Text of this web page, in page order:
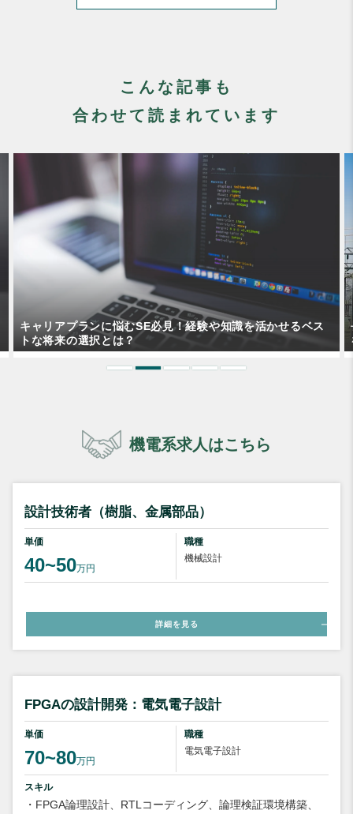
こんな記事も
合わせて読まれています
長距離送電で起こるフェランチ効果とは？原因・影響・対策
を解説！
機電系求人はこちら
設計技術者（樹脂、金属部品）
単価
40~50万円
職種
機械設計
詳細を見る
FPGAの設計開発：電気電子設計
単価
70~80万円
職種
電気電子設計
スキル
・FPGA論理設計、RTLコーディング、論理検証環境構築、